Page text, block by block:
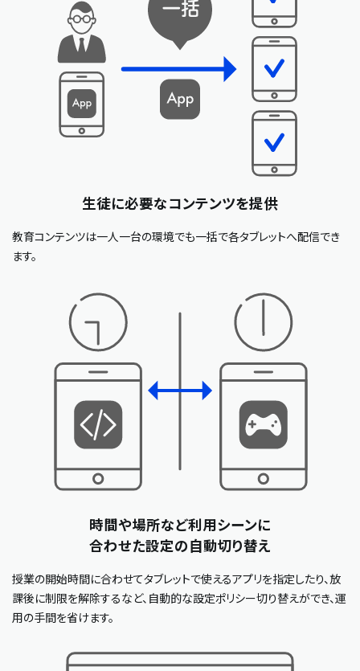
生徒に必要なコンテンツを提供
教育コンテンツは一人一台の環境でも一括で各タブレットへ配信でき
ます。
時間や場所など利用シーンに
合わせた設定の自動切り替え
授業の開始時間に合わせてタブレットで使えるアプリを指定したり、放
課後に制限を解除するなど、自動的な設定ポリシー切り替えができ、運
用の手間を省けます。